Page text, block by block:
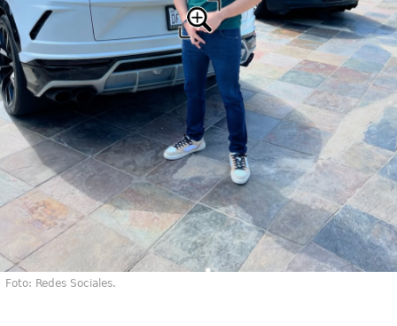
Foto: Redes Sociales.